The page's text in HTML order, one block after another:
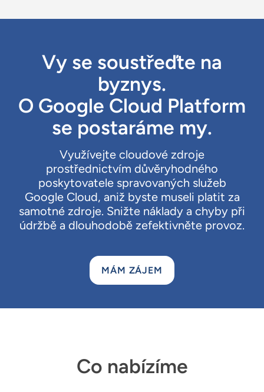
Vy se soustřeďte na
byznys.
O Google Cloud Platform
se postaráme my.
Využívejte cloudové zdroje
prostřednictvím důvěryhodného
poskytovatele spravovaných služeb
Google Cloud, aniž byste museli platit za
samotné zdroje. Snižte náklady a chyby při
údržbě a dlouhodobě zefektivněte provoz.
MÁM ZÁJEM
Co nabízíme